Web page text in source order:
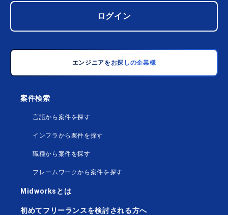
ログイン
エンジニアをお探しの企業様
案件検索
言語から案件を探す
インフラから案件を探す
職種から案件を探す
フレームワークから案件を探す
Midworksとは
初めてフリーランスを検討される方へ